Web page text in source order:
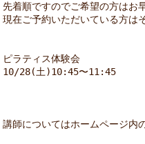
先着順ですのでご希望の方はお
現在ご予約いただいている方は
ピラティス体験会
10/28(土)10:45〜11:45
講師についてはホームページ内